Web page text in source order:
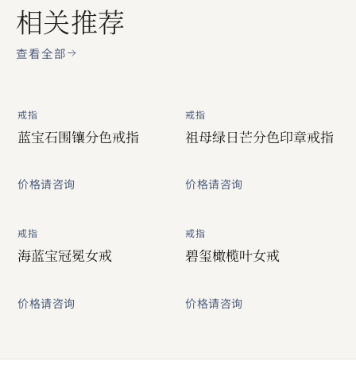
相关推荐
查看全部
戒指
蓝宝石围镶分色戒指
价格请咨询
戒指
祖母绿日芒分色印章戒指
价格请咨询
戒指
海蓝宝冠冕女戒
价格请咨询
戒指
碧玺橄榄叶女戒
价格请咨询